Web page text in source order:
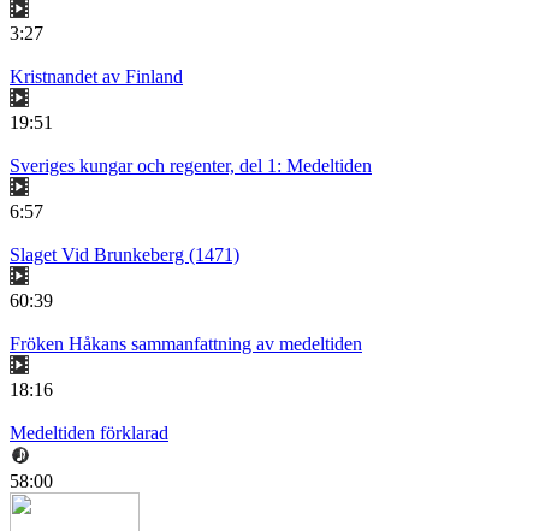
3:27
Kristnandet av Finland
19:51
Sveriges kungar och regenter, del 1: Medeltiden
6:57
Slaget Vid Brunkeberg (1471)
60:39
Fröken Håkans sammanfattning av medeltiden
18:16
Medeltiden förklarad
58:00